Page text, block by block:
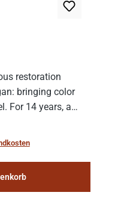
restoration
bringing color
For 14 years, a
undertook
and